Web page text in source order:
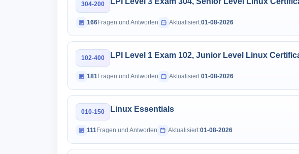
304-200
166Fragen und Antworten Aktualisiert:01-08-2026
102-400 LPI Level 1 Exam 102, Junior Level Linux
181Fragen und Antworten Aktualisiert:01-08-2026
010-150 Linux Essentials
111Fragen und Antworten Aktualisiert:01-08-2026